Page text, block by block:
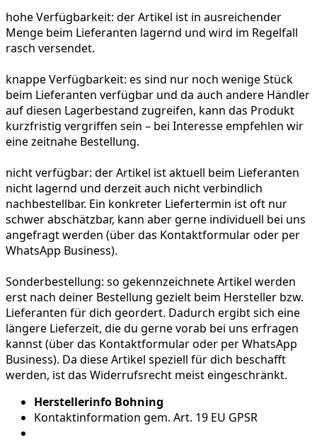
hohe Verfügbarkeit: der Artikel ist in ausreichender
Menge beim Lieferanten lagernd und wird im Regelfall
rasch versendet.
knappe Verfügbarkeit: es sind nur noch wenige Stück
beim Lieferanten verfügbar und da auch andere Händler
auf diesen Lagerbestand zugreifen, kann das Produkt
kurzfristig vergriffen sein – bei Interesse empfehlen wir
eine zeitnahe Bestellung.
nicht verfügbar: der Artikel ist aktuell beim Lieferanten
nicht lagernd und derzeit auch nicht verbindlich
nachbestellbar. Ein konkreter Liefertermin ist oft nur
schwer abschätzbar, kann aber gerne individuell bei uns
angefragt werden (über das Kontaktformular oder per
WhatsApp Business).
Sonderbestellung: so gekennzeichnete Artikel werden
erst nach deiner Bestellung gezielt beim Hersteller bzw.
Lieferanten für dich geordert. Dadurch ergibt sich eine
längere Lieferzeit, die du gerne vorab bei uns erfragen
kannst (über das Kontaktformular oder per WhatsApp
Business). Da diese Artikel speziell für dich beschafft
werden, ist das Widerrufsrecht meist eingeschränkt.
Herstellerinfo Bohning
Kontaktinformation gem. Art. 19 EU GPSR